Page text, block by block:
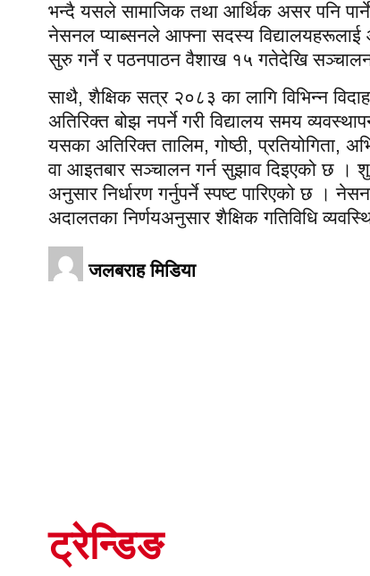
भन्दै यसले सामाजिक तथा आर्थिक असर पनि पार्ने
नेसनल प्याब्सनले आफ्ना सदस्य विद्यालयहरूलाई
सुरु गर्ने र पठनपाठन वैशाख १५ गतेदेखि सञ्चालन
साथै, शैक्षिक सत्र २०८३ का लागि विभिन्न
अतिरिक्त बोझ नपर्ने गरी विद्यालय समय
यसका अतिरिक्त तालिम, गोष्ठी,
वा आइतबार सञ्चालन गर्न सुझाव दिइएको छ ।
अनुसार निर्धारण गर्नुपर्ने स्पष्ट पारिएको छ ।
अदालतका निर्णयअनुसार शैक्षिक गतिविधि
जलबराह मिडिया
ट्रेन्डिङ